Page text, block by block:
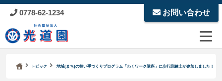
0778-62-1234 お問い合わせ
社会福祉法人 光道園
トピック 地域(まち)の担い手づくりプログラム「わくワーク講座」に歩行訓練士が参加しました！